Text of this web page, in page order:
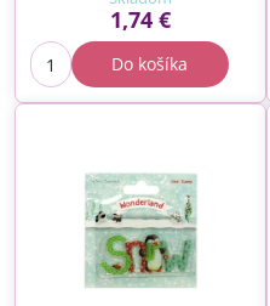
1,74 €
Do košíka